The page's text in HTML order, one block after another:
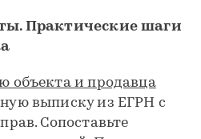
Практические шаги
объекта и продавца
выписку из ЕГРН с
Сопоставьте